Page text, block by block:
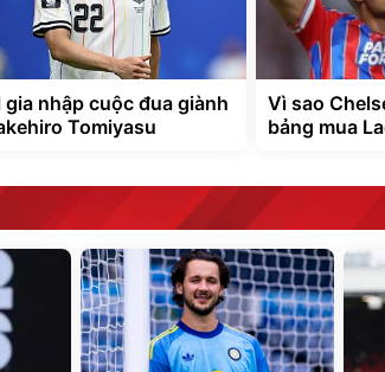
gia nhập cuộc đua giành
Tomiyasu
Vì sao
bảng mua